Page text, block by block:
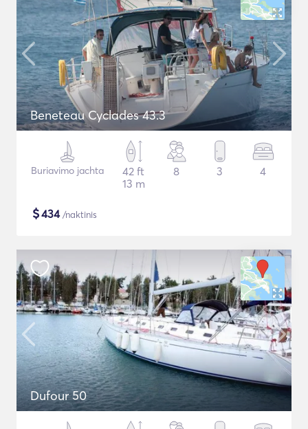
Beneteau Cyclades 43.3
Buriavimo jachta
42 ft
13 m
8 3 4
$434/naktinis
Dufour 50